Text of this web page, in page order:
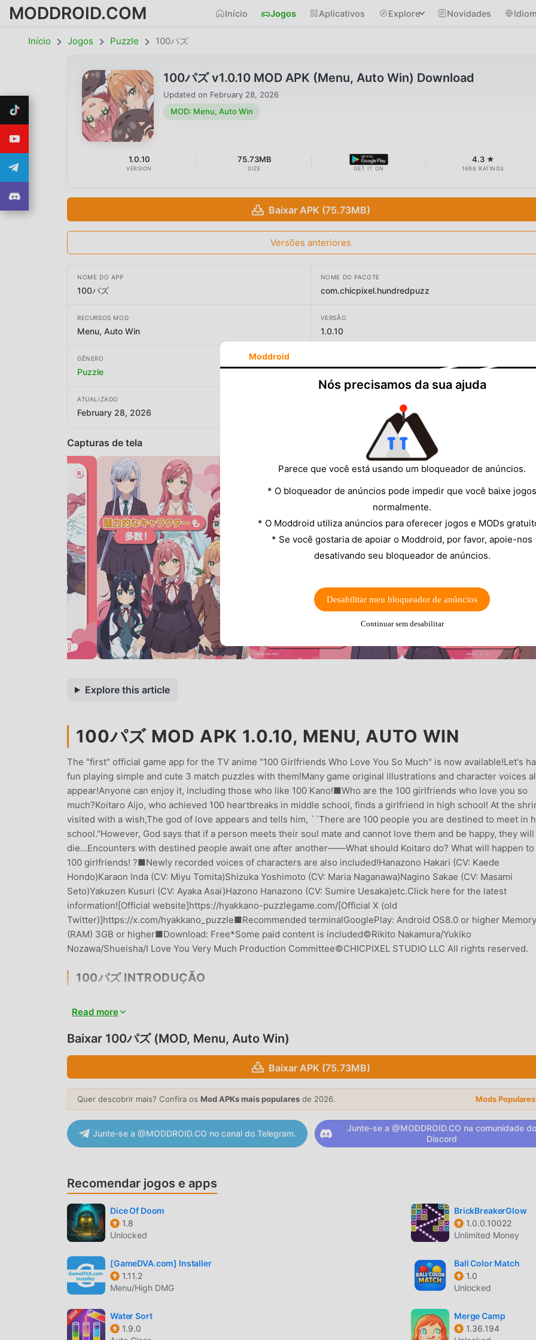
MODDROID.COM Início Jogos Aplicativos Explore Novidades
Início Jogos Puzzle 100パズ
100パズ v1.0.10 MOD APK (Menu, Auto Win) Download
Updated on February 28, 2026
MOD: Menu, Auto Win
1.0.10
VERSION
75.73MB
SIZE GET IT ON
4.3 ★
1698 RATINGS
Baixar APK (75.73MB)
Versões anteriores
NOME DO APP
100パズ
NOME DO PACOTE
com.chicpixel.hundredpuzz
RECURSOS MOD
Menu, Auto Win
VERSÃO
1.0.10
GÊNERO
Puzzle Poppin Games Japan Co., Ltd.
ATUALIZADO
February 28, 2026
Capturas de tela
Explore this article
100パズ MOD APK 1.0.10, MENU, AUTO WIN
The "first" official game app for the TV anime "100 Girlfriends Who Love You So Much" is now available!Let's
fun playing simple and cute 3 match puzzles with them!Many game original illustrations and character voices
appear!Anyone can enjoy it, including those who like 100 Kano!■Who are the 100 girlfriends who love you so
much?Koitaro Aijo, who achieved 100 heartbreaks in middle school, finds a girlfriend in high school! At the
visited with a wish,The god of love appears and tells him, ``There are 100 people you are destined to meet in
school.''However, God says that if a person meets their soul mate and cannot love them and be happy, they will
die...Encounters with destined people await one after another――What should Koitaro do? What will happen to
100 girlfriends! ?■Newly recorded voices of characters are also included!Hanazono Hakari (CV: Kaede
Hondo)Karaon Inda (CV: Miyu Tomita)Shizuka Yoshimoto (CV: Maria Naganawa)Nagino Sakae (CV: Masami
Seto)Yakuzen Kusuri (CV: Ayaka Asai)Hazono Hanazono (CV: Sumire Uesaka)etc.Click here for the latest
information![Official website]https://hyakkano-puzzlegame.com/[Official X (old
Twitter)]https://x.com/hyakkano_puzzle■Recommended terminalGooglePlay: Android OS8.0 or higher Memory
(RAM) 3GB or higher■Download: Free*Some paid content is included©Rikito Nakamura/Yukiko
Nozawa/Shueisha/I Love You Very Much Production Committee©CHICPIXEL STUDIO LLC All rights reserved.
100パズ INTRODUÇÃO
Se você quiser baixar esse jogo, modroid é sua melhor escolha, por ser o maior site do mundo para baixar jogos
Auto Win mod gratuitamente, te ajudando a pular tarefas repetitivas nos jogos, para que você possa focar em
aproveitar a diversão trazida pelo jogo. Moddroid promete que nenhum mod do 100パズirá cobrar nenhuma
dos usuários, além de ser 100% seguro e gratuito para instalar. Baixe o moddroid client para baixar e instalar o
JOGABILIDADE ÚNICA
100パズ é um jogo popular de puzzle . Sua jogabilidade única tem atraído um grande número de fãs ao redor do
mundo. Diferente do jogos tradicionais de puzzle , no100パズ, você apenas precisa ir ao tutorial para iniciante
Ao mesmo tempo, moddroid construiu uma plataforma especial para amantes de jogos de puzzle , permitindo
você se comunique e compartilhe com todos os amantes de jogos puzzle pelo mundo. O que você está
esperando? Entre no modroid e aproveite os jogos de puzzle com parceiros ao redor do mundo.
TELA ATRAENTE
Como jogos tradicionais de puzzle ,100パズ tem um esitlo artístico único, e seu gráfico de alta qualidade, mapas
personagens fazem com que o 100パズ atraia muitos fãs de puzzle , e comparado com os jogos tradicionais de
puzzle , 100パズ 1.0.10 adotou um mecanismo virtual atualizado com atualizações ousadas. Com tecnologia
dos jogos de puzzle , a experiência sensorial do usuário foi melhorada. Existem diferentes tipos de apk e
com excelente adaptabilidade, garantindo que todos os amantes de jogos de puzzle possam desfrutar da alegria
Read more
Baixar 100パズ (MOD, Menu, Auto Win)
Baixar APK (75.73MB)
Quer descobrir mais? Confira os Mod APKs mais populares de 2026. Mods
Junte-se a @MODDROID.CO no canal do Telegram.
Junte-se a @MODDROID.CO na comunidade do
Discord
Recomendar jogos e apps
Dice Of Doom
1.8
Unlocked
BrickBreakerGlow
1.0.0.10022
Unlimited Money
[GameDVA.com] Installer
1.11.2
Menu/High DMG
Ball Color Match
1.0
Unlocked
Water Sort
1.9.0
Merge Camp
1.36.194
Moddroid
Nós precisamos da sua ajuda
Parece que você está usando um bloqueador de anúncios.
* O bloqueador de anúncios pode impedir que você baixe jogos
normalmente.
* O Moddroid utiliza anúncios para oferecer jogos e MODs
* Se você gostaria de apoiar o Moddroid, por favor, apoie-nos
desativando seu bloqueador de anúncios.
Desabilitar meu bloqueador de anúncios
Continuar sem desabilitar